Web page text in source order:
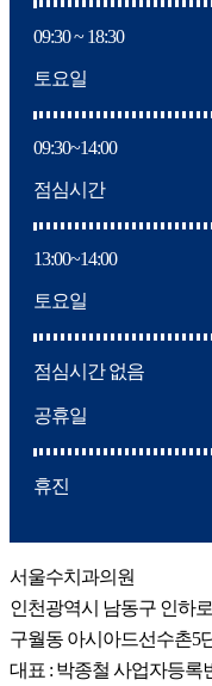
09:30 ~ 18:30
토요일
09:30~14:00
점심시간
13:00~14:00
토요일
점심시간 없음
공휴일
휴진
서울수치과의원
인천광역시 남동구 인하로
구월동 아시아드선수촌5
대표 : 박종철 사업자등록